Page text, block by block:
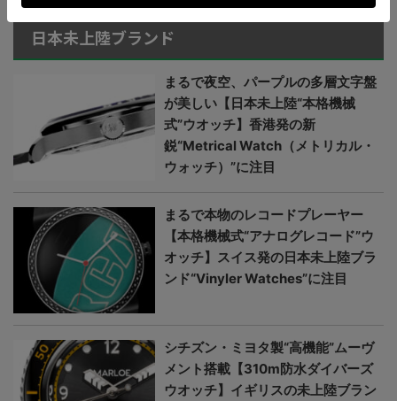
日本未上陸ブランド
まるで夜空、パープルの多層文字盤
が美しい【日本未上陸“本格機械
式”ウオッチ】香港発の新
鋭“Metrical Watch（メトリカル・
ウォッチ）”に注目
まるで本物のレコードプレーヤー
【本格機械式“アナログレコード”ウ
オッチ】スイス発の日本未上陸ブラ
ンド“Vinyler Watches”に注目
シチズン・ミヨタ製“高機能”ムーヴ
メント搭載【310m防水ダイバーズ
ウオッチ】イギリスの未上陸ブラン